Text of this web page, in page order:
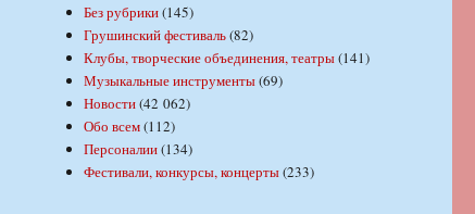
Без рубрики(145)
Грушинский фестиваль(82)
Клубы, творческие объединения, театры(141)
Музыкальные инструменты(69)
Новости(42 062)
Обо всем(112)
Персоналии(134)
Фестивали, конкурсы, концерты(233)